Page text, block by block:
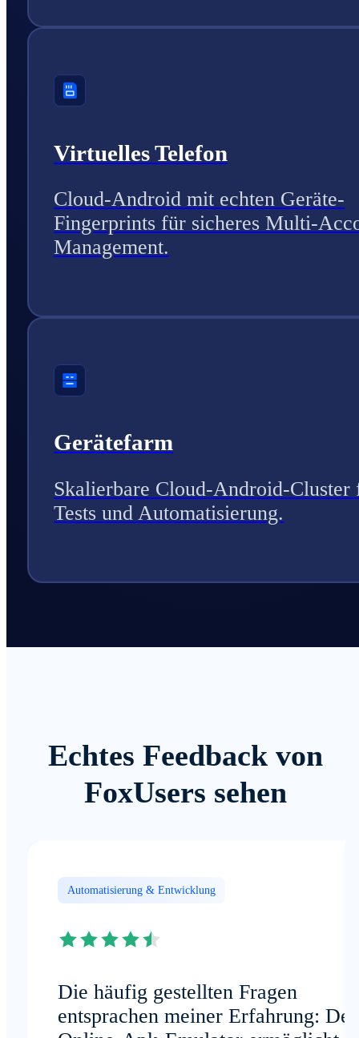
Virtuelles Telefon
Cloud-Android mit echten Geräte-
Fingerprints für sicheres Multi-
Management.
Gerätefarm
Skalierbare Cloud-Android-Cluster
Tests und Automatisierung.
Echtes Feedback von
FoxUsers sehen
Automatisierung & Entwicklung
Die häufig gestellten Fragen
entsprachen meiner Erfahrung: Der